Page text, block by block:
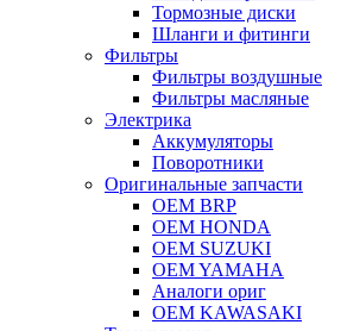
Тормозные диски
Шланги и фитинги
Фильтры
Фильтры воздушные
Фильтры масляные
Электрика
Аккумуляторы
Поворотники
Оригинальные запчасти
OEM BRP
OEM HONDA
OEM SUZUKI
OEM YAMAHA
Аналоги ориг
OEM KAWASAKI